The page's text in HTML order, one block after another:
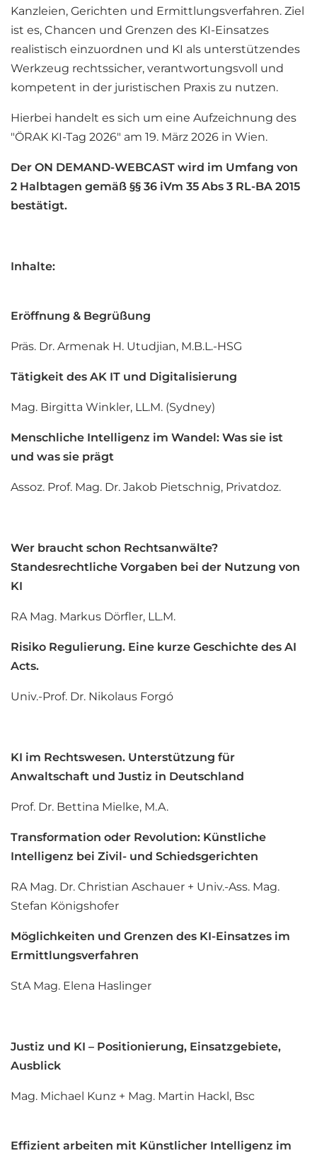
Kanzleien, Gerichten und Ermittlungsverfahren. Ziel
ist es, Chancen und Grenzen des KI-Einsatzes
realistisch einzuordnen und KI als unterstützendes
Werkzeug rechtssicher, verantwortungsvoll und
kompetent in der juristischen Praxis zu nutzen.
Hierbei handelt es sich um eine Aufzeichnung des
"ÖRAK KI-Tag 2026" am 19. März 2026 in Wien.
Der ON DEMAND-WEBCAST wird im Umfang von
2 Halbtagen gemäß §§ 36 iVm 35 Abs 3 RL-BA 2015
bestätigt.
Inhalte:
Eröffnung & Begrüßung
Präs. Dr. Armenak H. Utudjian, M.B.L.-HSG
Tätigkeit des AK IT und Digitalisierung
Mag. Birgitta Winkler, LL.M. (Sydney)
Menschliche Intelligenz im Wandel: Was sie ist
und was sie prägt
Assoz. Prof. Mag. Dr. Jakob Pietschnig, Privatdoz.
Wer braucht schon Rechtsanwälte?
Standesrechtliche Vorgaben bei der Nutzung von
KI
RA Mag. Markus Dörfler, LL.M.
Risiko Regulierung. Eine kurze Geschichte des AI
Acts.
Univ.-Prof. Dr. Nikolaus Forgó
KI im Rechtswesen. Unterstützung für
Anwaltschaft und Justiz in Deutschland
Prof. Dr. Bettina Mielke, M.A.
Transformation oder Revolution: Künstliche
Intelligenz bei Zivil- und Schiedsgerichten
RA Mag. Dr. Christian Aschauer + Univ.-Ass. Mag.
Stefan Königshofer
Möglichkeiten und Grenzen des KI-Einsatzes im
Ermittlungsverfahren
StA Mag. Elena Haslinger
Justiz und KI – Positionierung, Einsatzgebiete,
Ausblick
Mag. Michael Kunz + Mag. Martin Hackl, Bsc
Effizient arbeiten mit Künstlicher Intelligenz im